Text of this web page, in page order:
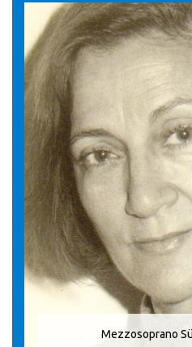
Mezzosoprano